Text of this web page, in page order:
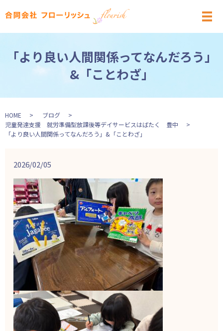
メ
「より良い人間関係ってなんだろう」
&「ことわざ」
HOME
ブログ
児童発達支援 就労準備型放課後等デイサービスはばたく 豊中
「より良い人間関係ってなんだろう」&「ことわざ」
2026/02/05